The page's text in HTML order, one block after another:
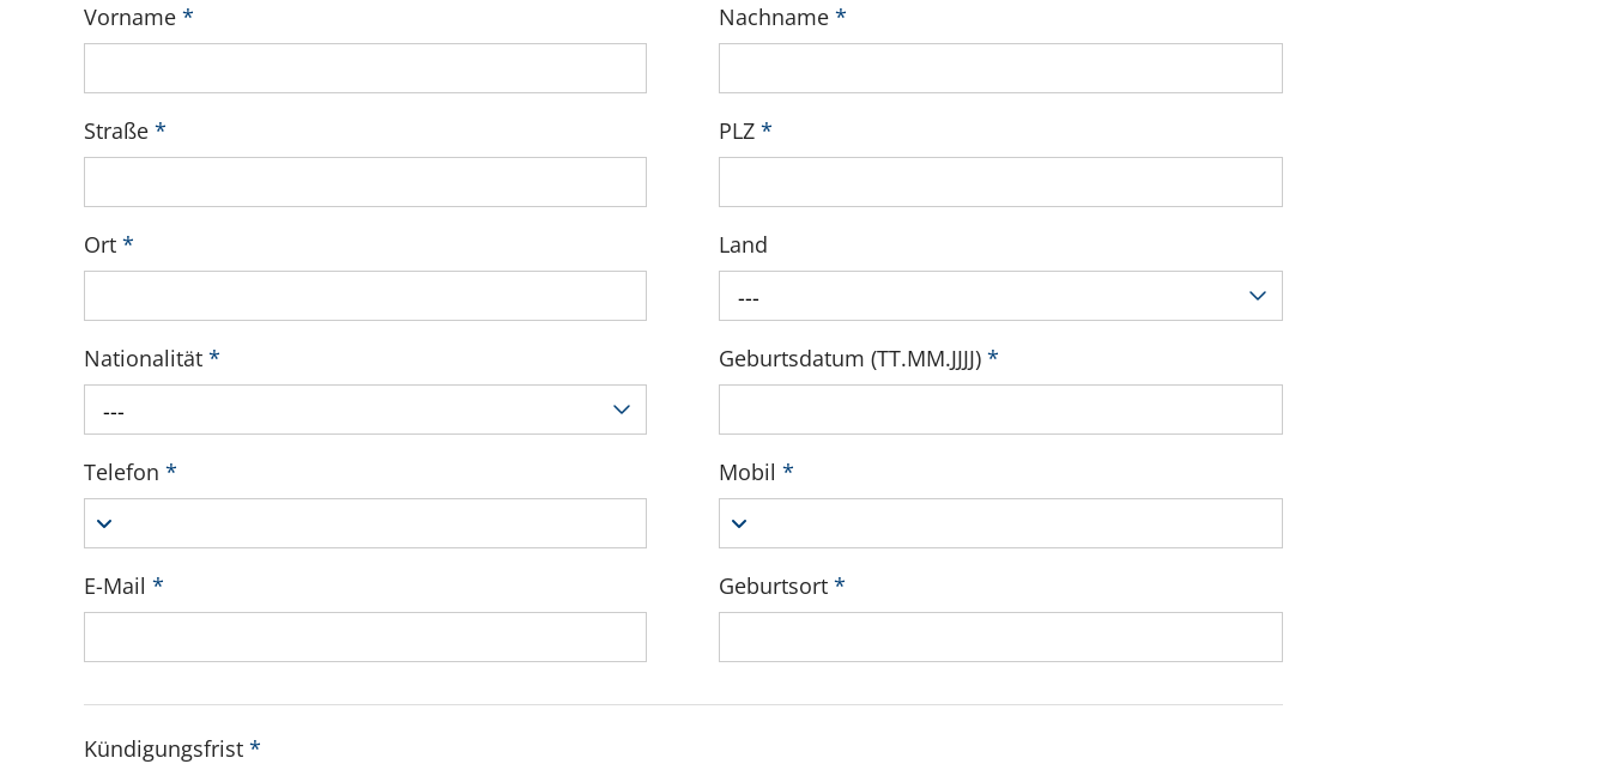
Vorname * Nachname*
Straße * PLZ*
Ort *
Land
---
Nationalität *
---
Geburtsdatum (TT.MM.JJJJ)*
Telefon * Mobil*
E-Mail * Geburtsort*
Kündigungsfrist *